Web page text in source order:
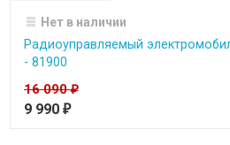
Нет в наличии
Радиоуправляемый
- 81900
16 090₽
9 990 ₽